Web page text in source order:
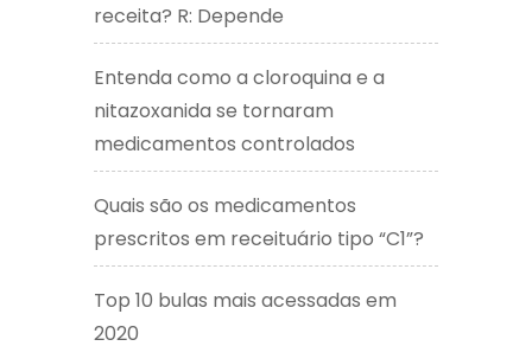
receita? R: Depende
Entenda como a cloroquina e a
nitazoxanida se tornaram
medicamentos controlados
Quais são os medicamentos
prescritos em receituário tipo “C1”?
Top 10 bulas mais acessadas em
2020